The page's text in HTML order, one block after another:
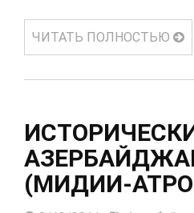
ЧИТАТЬ ПОЛНОСТЬЮ
(МИДИИ-